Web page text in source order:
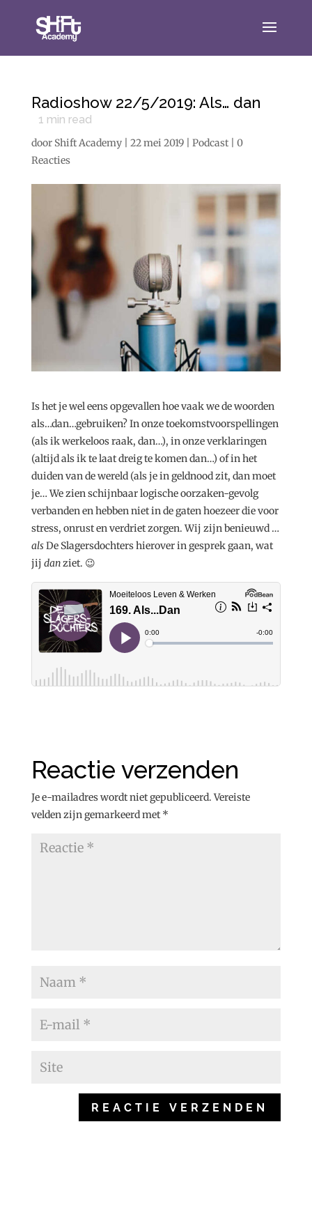
Radioshow 22/5/2019: Als… dan
1 min read
door Shift Academy| 22 mei 2019| Podcast| 0
Reacties
Is het je wel eens opgevallen hoe vaak we de woorden
als…dan…gebruiken? In onze toekomstvoorspellingen
(als ik werkeloos raak, dan…), in onze verklaringen
(altijd als ik te laat dreig te komen dan…) of in het
duiden van de wereld (als je in geldnood zit, dan moet
je… We zien schijnbaar logische oorzaken-gevolg
verbanden en hebben niet in de gaten hoezeer die voor
stress, onrust en verdriet zorgen. Wij zijn benieuwd …
alsDe Slagersdochters hierover in gesprek gaan, wat
jij danziet. 😉
Reactie verzenden
Je e-mailadres wordt niet gepubliceerd. Vereiste
velden zijn gemarkeerd met *